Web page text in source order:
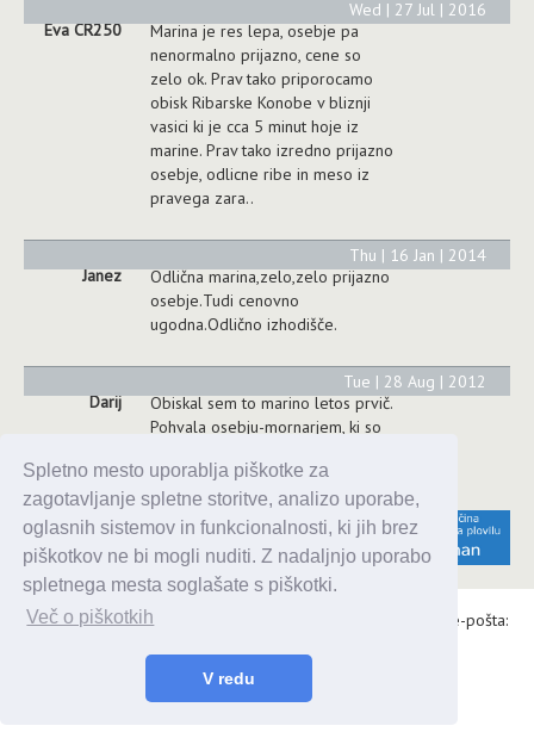
Spletno mesto uporablja piškotke za
zagotavljanje spletne storitve, analizo uporabe,
oglasnih sistemov in funkcionalnosti, ki jih brez
piškotkov ne bi mogli nuditi. Z nadaljnjo uporabo
spletnega mesta soglašate s piškotki.
Več o piškotkih
V redu
Marina je res lepa, osebje pa
nenormalno prijazno, cene so
zelo ok. Prav tako priporocamo
obisk Ribarske Konobe v bliznji
vasici ki je cca 5 minut hoje iz
marine. Prav tako izredno prijazno
pravega zara..
Wed | 27 Jul | 2016
Odlična marina,zelo,zelo prijazno
ugodna.Odlično izhodišče.
Pohvala osebju-mornarjem, ki so
zelo prijazni in vstrežljivi. Tukaj se
bom še vrnil.
Tue | 28 Aug | 2012
urednik@enavtika.si